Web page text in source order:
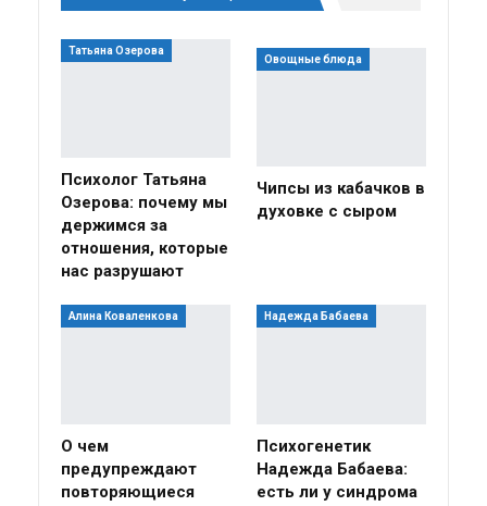
Татьяна Озерова
Психолог Татьяна
Озерова: почему мы
держимся за
отношения, которые
нас разрушают
Овощные блюда
Чипсы из кабачков в
духовке с сыром
Алина Коваленкова
О чем
предупреждают
повторяющиеся
Надежда Бабаева
Психогенетик
Надежда Бабаева:
есть ли у синдрома